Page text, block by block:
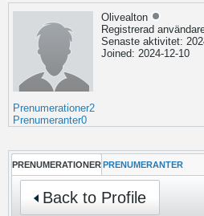
Olivealton
Registrerad
Senaste aktivitet:
Joined: 2024-12-10
Prenumerationer2
Prenumeranter0
PRENUMERATIONER PRENUMERANTER
Back to Profile